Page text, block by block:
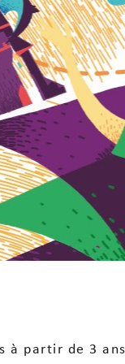
à partir de 3